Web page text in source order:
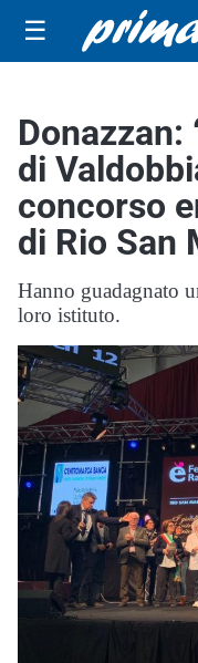
☰
Donazzan:
di
concorso
di Rio San
Hanno guadagnato
loro istituto.